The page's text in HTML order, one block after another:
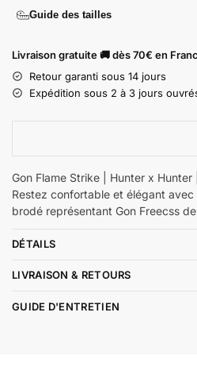
Guide des tailles
Livraison gratuite 🚚 dès 70€ en
Retour garanti sous 14 jours
Expédition sous 2 à 3 jours
Gon Flame Strike | Hunter x
Restez confortable et élégant
brodé représentant Gon Freecss
DÉTAILS
LIVRAISON & RETOURS
GUIDE D'ENTRETIEN